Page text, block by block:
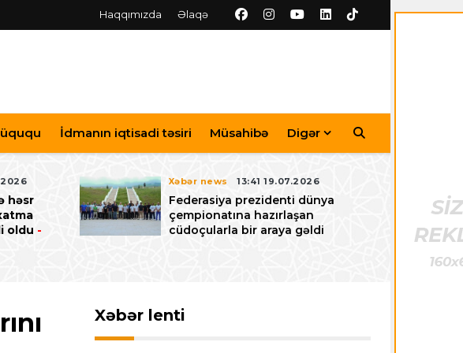
Haqqımızda Əlaqə
İdmanın iqtisadi təsiri Müsahibə Digər
həsr
oldu -
Xəbər news 13:41 19.07.2026
Federasiya prezidenti dünya
çempionatına hazırlaşan
cüdoçularla bir araya gəldi
Xəbər lenti